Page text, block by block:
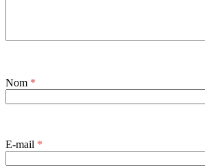
Nom *
E-mail *